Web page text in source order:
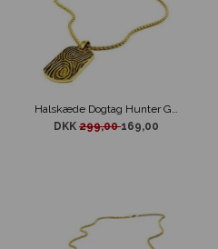
Halskæde Dogtag Hunter Gold
DKK299,00169,00